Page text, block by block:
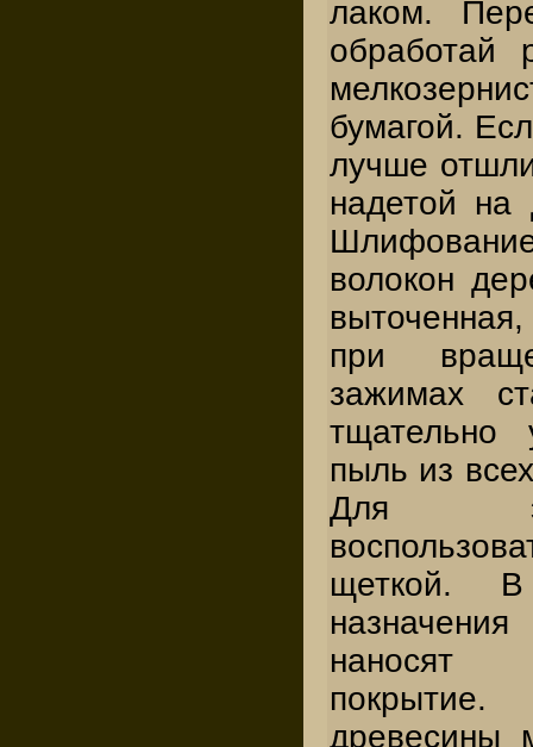
лаком.
обработай
бумагой.
лучше
надетой на
волокон
при
зажимах
тщательно
пыль из
Для
щеткой. В
наносят
древесины